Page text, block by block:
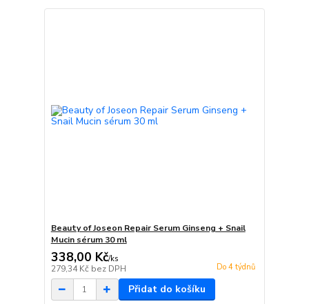
Beauty of Joseon Repair Serum Ginseng + Snail
Mucin sérum 30 ml
338,00 Kč/ks
279,34 Kč bez DPH Do 4 týdnů
Přidat do košíku